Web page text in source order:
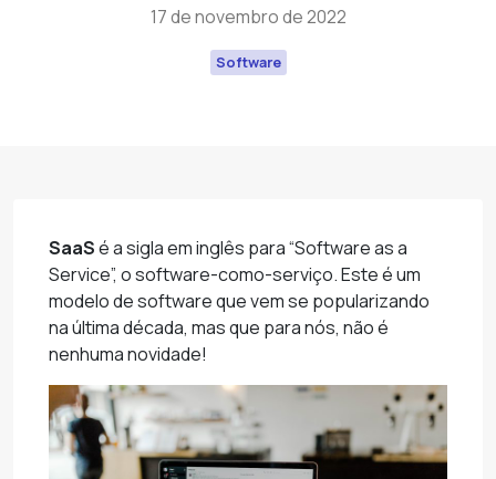
17 de novembro de 2022
Software
SaaSé a sigla em inglês para “Software as a
Service”, o software-como-serviço. Este é um
modelo de software que vem se popularizando
na última década, mas que para nós, não é
nenhuma novidade!